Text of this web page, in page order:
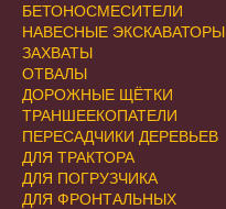
БЕТОНОСМЕСИТЕЛИ
НАВЕСНЫЕ ЭКСКАВАТОРЫ
ЗАХВАТЫ
ОТВАЛЫ
ДОРОЖНЫЕ ЩЁТКИ
ТРАНШЕЕКОПАТЕЛИ
ПЕРЕСАДЧИКИ ДЕРЕВЬЕВ
ДЛЯ ТРАКТОРА
ДЛЯ ПОГРУЗЧИКА
ДЛЯ ФРОНТАЛЬНЫХ